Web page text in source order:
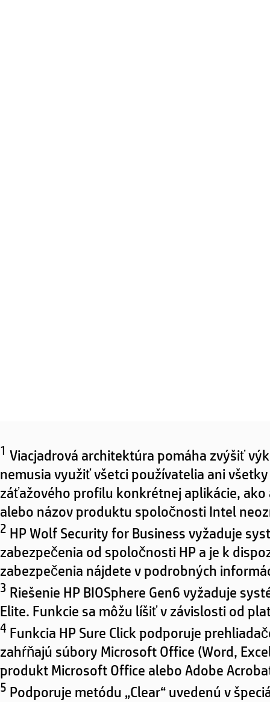
1 Viacjadrová architektúra pomáha zvýšiť
nemusia využiť všetci používatelia ani
záťažového profilu konkrétnej aplikácie,
alebo názov produktu spoločnosti Intel
2 HP Wolf Security for Business vyžaduje
zabezpečenia od spoločnosti HP a je k
zabezpečenia nájdete v podrobných
3 Riešenie HP BIOSphere Gen6 vyžaduje
Elite. Funkcie sa môžu líšiť v závislosti od
4 Funkcia HP Sure Click podporuje
zahŕňajú súbory Microsoft Office (Word,
produkt Microsoft Office alebo Adobe
5 Podporuje metódu „Clear“ uvedenú v